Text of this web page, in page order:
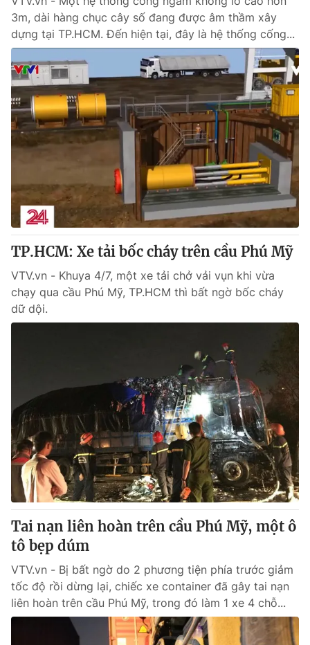
3m, dài hàng chục cây số đang được âm thầm xây
dựng tại TP.HCM. Đến hiện tại, đây là hệ thống cống...
TP.HCM: Xe tải bốc cháy trên cầu Phú Mỹ
VTV.vn - Khuya 4/7, một xe tải chở vải vụn khi vừa
chạy qua cầu Phú Mỹ, TP.HCM thì bất ngờ bốc cháy
dữ dội.
Tai nạn liên hoàn trên cầu Phú Mỹ, một ô
tô bẹp dúm
VTV.vn - Bị bất ngờ do 2 phương tiện phía trước giảm
tốc độ rồi dừng lại, chiếc xe container đã gây tai nạn
liên hoàn trên cầu Phú Mỹ, trong đó làm 1 xe 4 chỗ...